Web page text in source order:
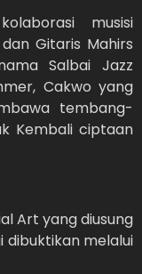
musisi
Gitaris Mahirs
Salbai Jazz
Cakwo yang
tembang-
Kembali ciptaan
Art yang diusung
dibuktikan melalui